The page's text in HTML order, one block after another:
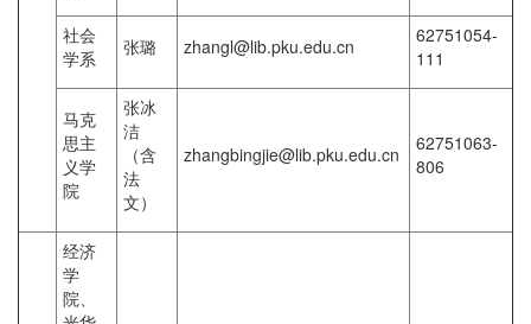
社会
学系
张璐 zhangl@lib.pku.edu.cn
62751054-
111
马克
思主
义学
院
张冰
洁
（含
法
文）
zhangbingjie@lib.pku.edu.cn
62751063-
806
经济
学
院、